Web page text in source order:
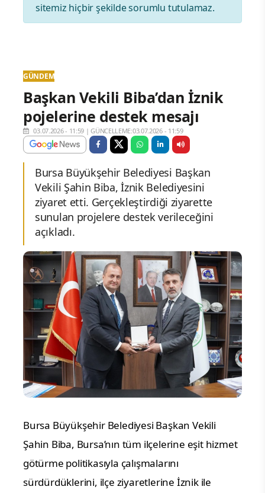
sitemiz hiçbir şekilde sorumlu tutulamaz.
GÜNDEM
Başkan Vekili Biba’dan İznik
pojelerine destek mesajı
03.07.2026 - 11:59 |GÜNCELLEME:03.07.2026 - 11:59
Bursa Büyükşehir Belediyesi Başkan
Vekili Şahin Biba, İznik Belediyesini
ziyaret etti. Gerçekleştirdiği ziyarette
sunulan projelere destek verileceğini
açıkladı.
Bursa Büyükşehir Belediyesi Başkan Vekili
Şahin Biba, Bursa’nın tüm ilçelerine eşit hizmet
götürme politikasıyla çalışmalarını
sürdürdüklerini, ilçe ziyaretlerine İznik ile